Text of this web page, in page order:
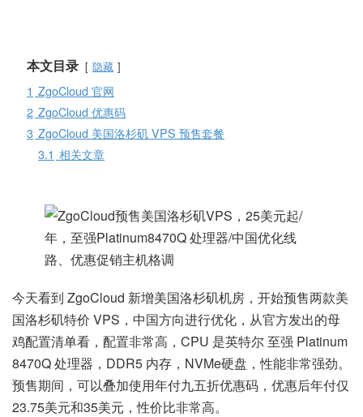
本文目录 隐藏
1 ZgoCloud 官网
2 ZgoCloud 优惠码
3 ZgoCloud 美国洛杉矶 VPS 预售套餐
3.1 相关文章
今天看到 ZgoCloud 新增美国洛杉矶机房，开始预售两款美
国洛杉矶特价 VPS，中国方向进行优化，从官方发出的母
鸡配置清单看，配置非常高，CPU 是英特尔 至强 Platinum
8470Q 处理器，DDR5 内存，NVMe硬盘，性能非常强劲。
预售期间，可以叠加使用年付九五折优惠码，优惠后年付仅
23.75美元和35美元，性价比非常高。